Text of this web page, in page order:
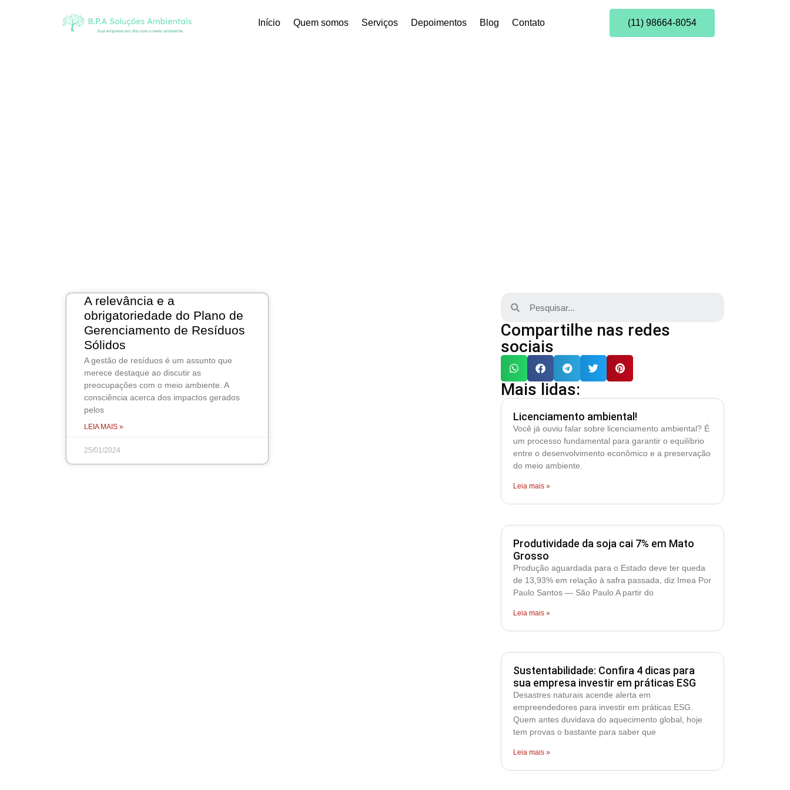
Início Quem somos Serviços Depoimentos Blog Contato (11) 98664-8054
A relevância e a
obrigatoriedade do Plano de
Gerenciamento de Resíduos
Sólidos
A gestão de resíduos é um assunto que
merece destaque ao discutir as
preocupações com o meio ambiente. A
consciência acerca dos impactos gerados
pelos
LEIA MAIS »
25/01/2024
Compartilhe nas redes
sociais
Mais lidas:
Licenciamento ambiental!
Você já ouviu falar sobre licenciamento ambiental? É
um processo fundamental para garantir o equilíbrio
entre o desenvolvimento econômico e a preservação
do meio ambiente.
Leia mais »
Produtividade da soja cai 7% em Mato
Grosso
Produção aguardada para o Estado deve ter queda
de 13,93% em relação à safra passada, diz Imea Por
Paulo Santos — São Paulo A partir do
Leia mais »
Sustentabilidade: Confira 4 dicas para
sua empresa investir em práticas ESG
Desastres naturais acende alerta em
empreendedores para investir em práticas ESG.
Quem antes duvidava do aquecimento global, hoje
tem provas o bastante para saber que
Leia mais »